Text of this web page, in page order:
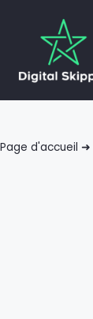
Page d'accueil ➜